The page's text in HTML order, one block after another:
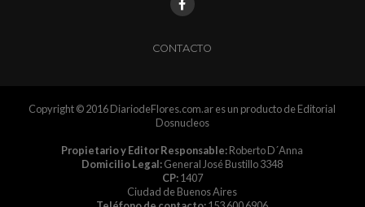
CONTACTO
Copyright © 2016 DiariodeFlores.com.ar es un producto de Editorial
Dosnucleos
Propietario y Editor Responsable:Roberto D´Anna
Domicilio Legal:General José Bustillo 3348
CP:1407
Ciudad de Buenos Aires